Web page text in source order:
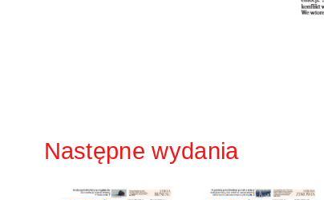
Następne wydania